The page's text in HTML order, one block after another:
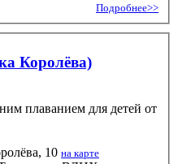
Подробнее>>
Королёва)
плаванием для детей от
10 на карте